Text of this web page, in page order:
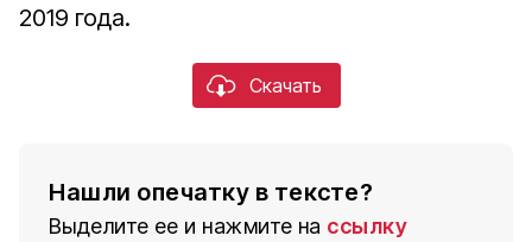
2019 года.
Скачать
Нашли опечатку в тексте?
Выделите ее и нажмите на ссылку